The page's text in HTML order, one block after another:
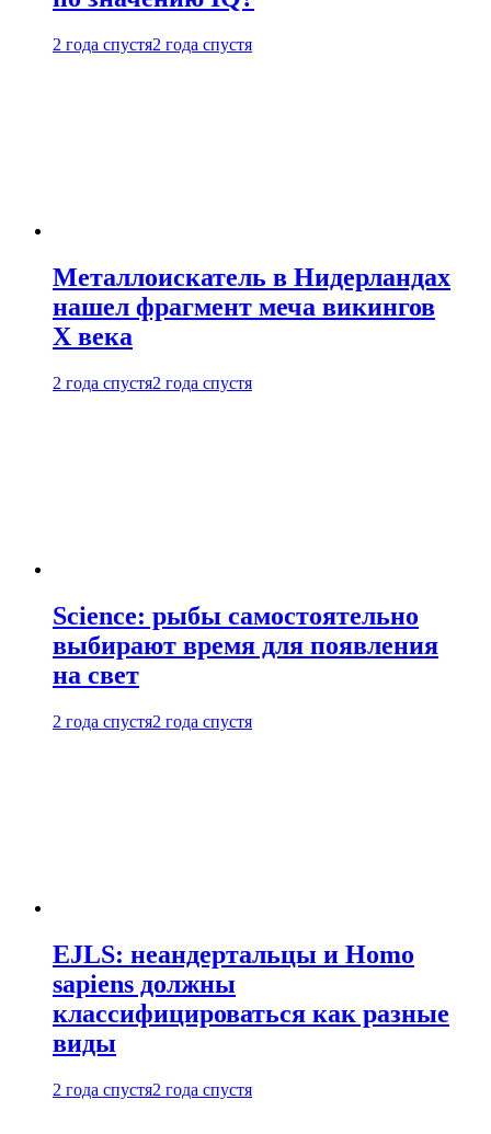
2 года спустя2 года спустя
Металлоискатель в Нидерландах
нашел фрагмент меча викингов
X века
2 года спустя2 года спустя
Science: рыбы самостоятельно
выбирают время для появления
на свет
2 года спустя2 года спустя
EJLS: неандертальцы и Homo
sapiens должны
классифицироваться как разные
виды
2 года спустя2 года спустя